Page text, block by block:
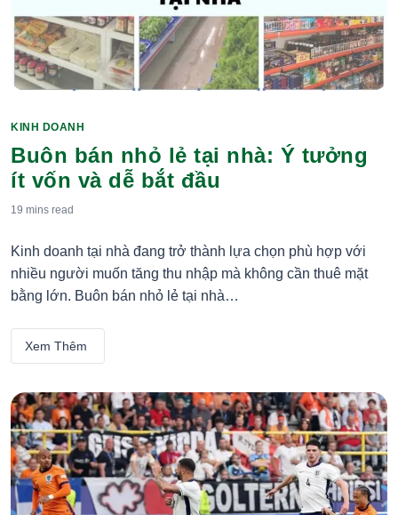
Categories
KINH DOANH
Buôn bán nhỏ lẻ tại nhà: Ý tưởng
ít vốn và dễ bắt đầu
19 mins read
Kinh doanh tại nhà đang trở thành lựa chọn phù hợp với
nhiều người muốn tăng thu nhập mà không cần thuê mặt
bằng lớn. Buôn bán nhỏ lẻ tại nhà…
Xem Thêm